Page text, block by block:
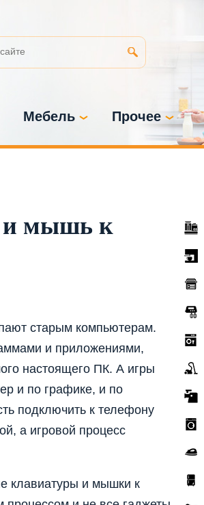
Мебель Прочее
и мышь к
старым компьютерам.
и приложениями,
настоящего ПК. А игры
и по графике, и по
подключить к телефону
а игровой процесс
клавиатуры и мышки к